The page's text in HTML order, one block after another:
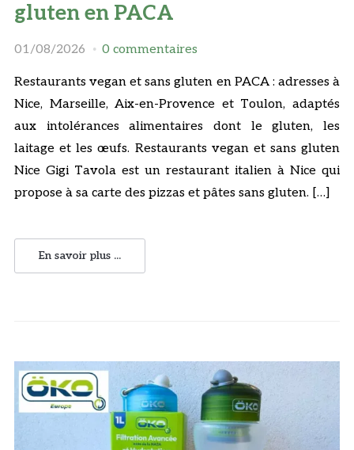
gluten en PACA
01/08/2026 0 commentaires
Restaurants vegan et sans gluten en PACA : adresses à
Nice, Marseille, Aix-en-Provence et Toulon, adaptés
aux intolérances alimentaires dont le gluten, les
laitage et les œufs. Restaurants vegan et sans gluten
Nice Gigi Tavola est un restaurant italien à Nice qui
propose à sa carte des pizzas et pâtes sans gluten. […]
En savoir plus ...